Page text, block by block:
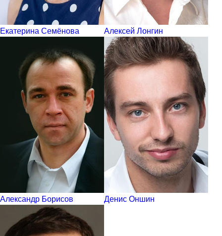
Екатерина Семёнова Алексей Лонгин
Александр Борисов Денис Оншин